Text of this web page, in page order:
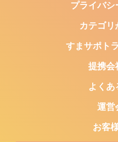
プライバシ
カテゴリ
すまサポト
提携会
よくあ
運営
お客